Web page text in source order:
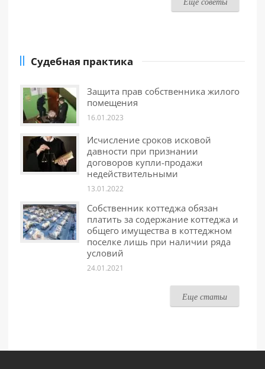
Судебная практика
Защита прав собственника жилого
помещения
16.01.2023
Исчисление сроков исковой
давности при признании
договоров купли-продажи
недействительными
13.01.2022
Собственник коттеджа обязан
платить за содержание коттеджа и
общего имущества в коттеджном
поселке лишь при наличии ряда
условий
24.01.2021
Еще статьи